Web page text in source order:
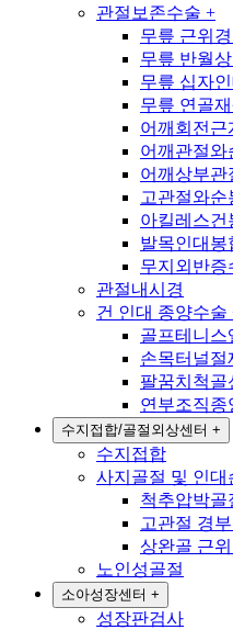
관절보존수술 +
무릎 근위
무릎 반월
무릎 십자
무릎 연골
어깨회전근
어깨관절와
어깨상부관
고관절와순
아킬레스건
발목인대봉
무지외반증
관절내시경
건 인대 종양수술
골프테니스
손목터널절
팔꿈치척골
연부조직종
수지접합/골절외상센터 +
수지접합
사지골절 및 인대
척추압박골
고관절 경
상완골 근
노인성골절
소아성장센터 +
성장판검사